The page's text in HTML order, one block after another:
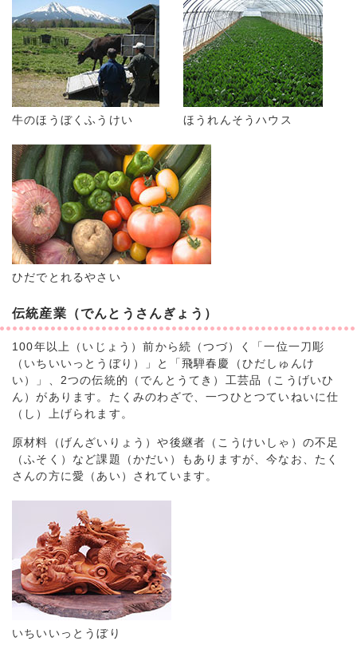
牛のほうぼくふうけい ほうれんそうハウス
ひだでとれるやさい
伝統産業（でんとうさんぎょう）
100年以上（いじょう）前から続（つづ）く「一位一刀彫
（いちいいっとうぼり）」と「飛騨春慶（ひだしゅんけ
い）」、2つの伝統的（でんとうてき）工芸品（こうげいひ
ん）があります。たくみのわざで、一つひとつていねいに仕
（し）上げられます。
原材料（げんざいりょう）や後継者（こうけいしゃ）の不足
（ふそく）など課題（かだい）もありますが、今なお、たく
さんの方に愛（あい）されています。
いちいいっとうぼり